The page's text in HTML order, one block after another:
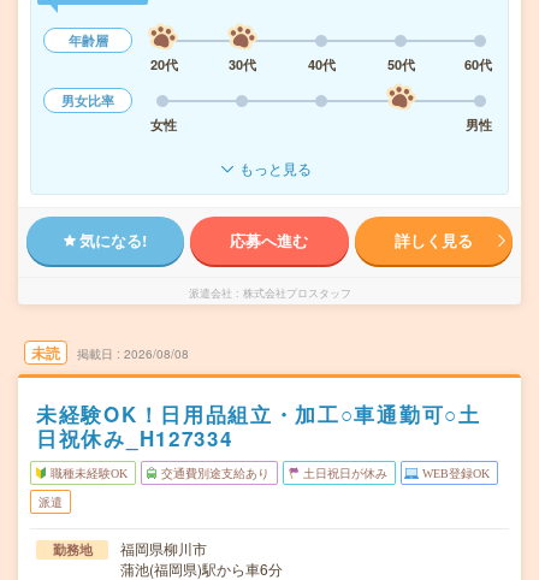
年齢層
20代
30代 40代 50代
60代
男女比率
女性
男性
もっと見る
気になる! 応募へ進む 詳しく見る
派遣会社 株式会社プロスタッフ
未読 掲載日 2026/08/08
未経験OK！日用品組立・加工○車通勤可○土
日祝休み_H127334
職種未経験OK 交通費別途支給あり 土日祝日が休み WEB登録OK
派遣
勤務地
福岡県柳川市
蒲池(福岡県)駅から車6分